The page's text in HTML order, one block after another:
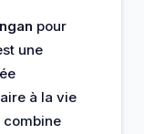
pour
une
à la vie
combine